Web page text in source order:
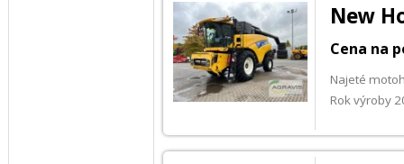
New
Cena na
Najeté
Rok výroby